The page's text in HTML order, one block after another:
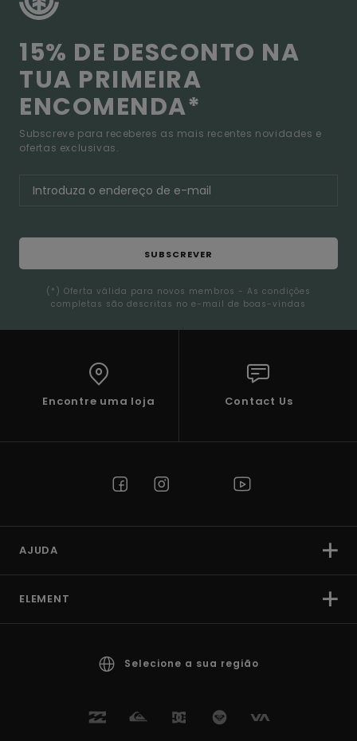
15% DE DESCONTO NA
TUA PRIMEIRA
ENCOMENDA*
Subscreve para receberes as mais recentes novidades e
ofertas exclusivas.
SUBSCREVER
(*) Oferta válida para novos membros - As condições
completas são descritas no e-mail de boas-vindas
Encontre uma loja Contact Us
AJUDA
ELEMENT
Selecione a sua região